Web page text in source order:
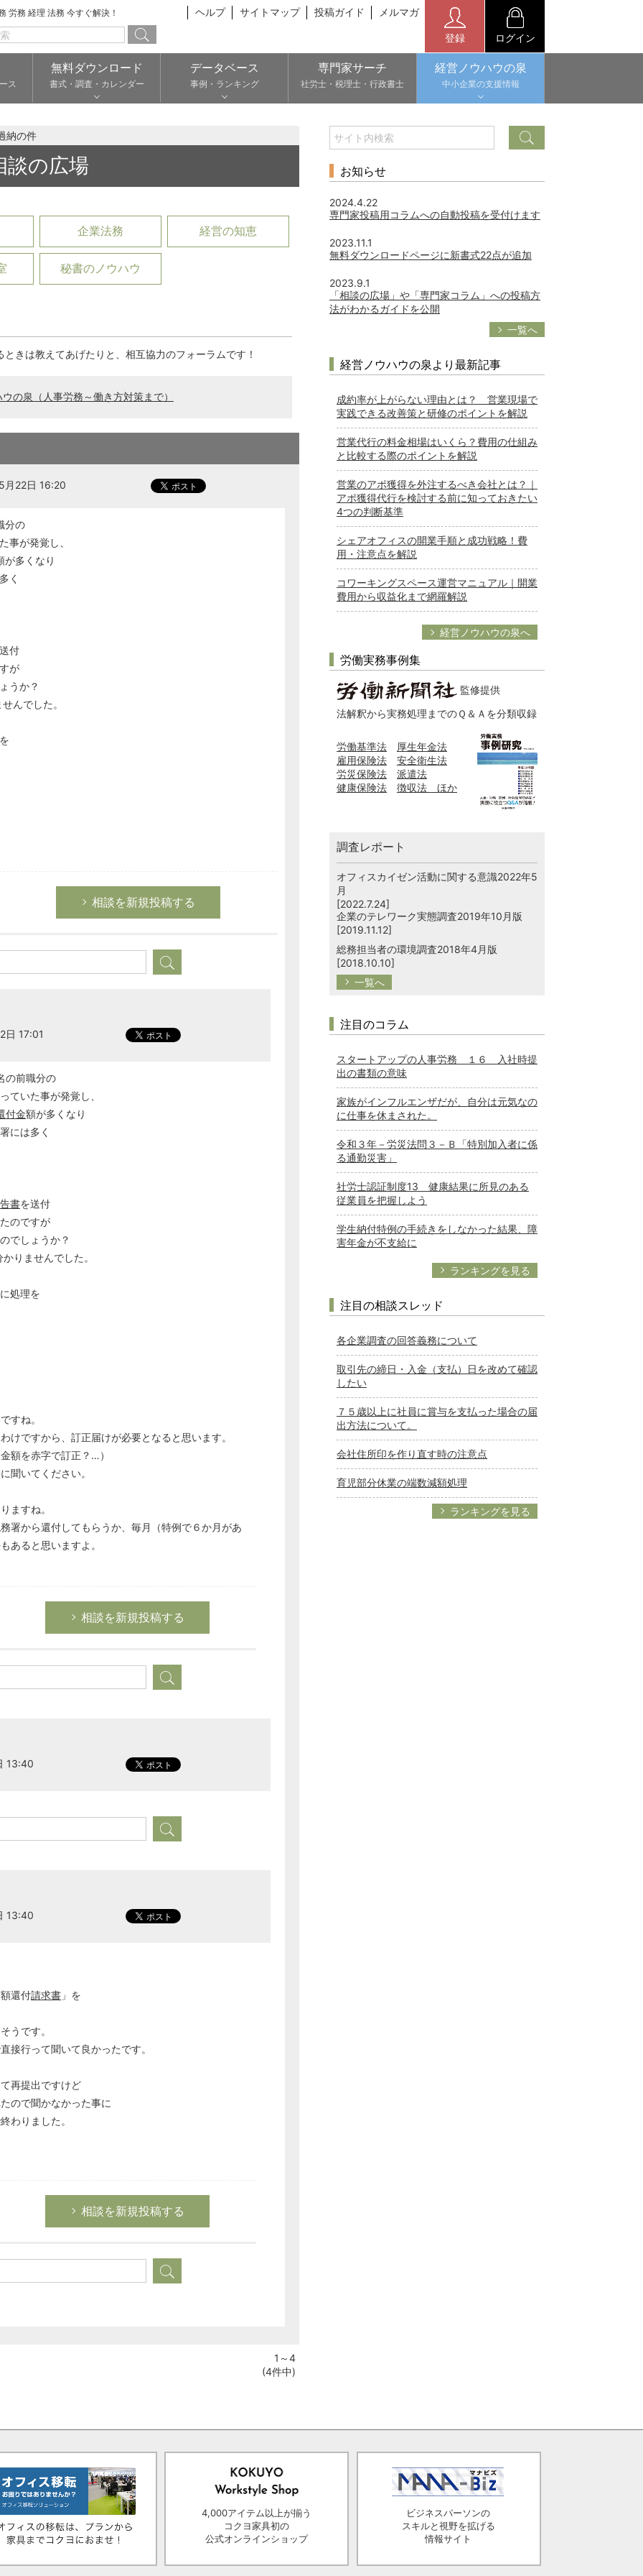
労務 経理 法務 今すぐ解決！ ヘルプ サイトマップ 投稿ガイド メルマガ
登録 ログイン
ス
無料ダウンロード
書式・調査・カレンダー
データベース
事例・ランキング
専門家サーチ
社労士・税理士・行政書士
経営ノウハウの泉
中小企業の支援情報
納の件
談の広場
企業法務 経営の知恵
秘書のノウハウ
きは教えてあげたりと、相互協力のフォーラムです！
の泉（人事労務～働き方対策まで）
月22日 16:20
分の
事が発覚し、
が多くなり
く
付
が
うか？
んでした。
相談を新規投稿する
日 17:01
の前職分の
ていた事が発覚し、
付金額が多くなり
には多く
書を送付
のですが
でしょうか？
りませんでした。
処理を
すね。
けですから、訂正届けが必要となると思います。
額を赤字で訂正？…）
聞いてください。
ますね。
署から還付してもらうか、毎月（特例で６か月があ
あると思いますよ。
相談を新規投稿する
13:40
13:40
還付請求書 」を
うです。
接行って聞いて良かったです。
再提出ですけど
ので聞かなかった事に
わりました。
相談を新規投稿する
税務経理
秘書のノウハウ
1～4
(4件中)
お知らせ
2024.4.22
専門家投稿用コラムへの自動投稿を受付けます
2023.11.1
無料ダウンロードページに新書式22点が追加
2023.9.1
「相談の広場」や「専門家コラム」への投稿方
法がわかるガイドを公開
一覧へ
経営ノウハウの泉より最新記事
成約率が上がらない理由とは？ 営業現場で
実践できる改善策と研修のポイントを解説
営業代行の料金相場はいくら？費用の仕組み
と比較する際のポイントを解説
営業のアポ獲得を外注するべき会社とは？｜
アポ獲得代行を検討する前に知っておきたい
4つの判断基準
シェアオフィスの開業手順と成功戦略！費
用・注意点を解説
コワーキングスペース運営マニュアル｜開業
費用から収益化まで網羅解説
経営ノウハウの泉へ
労働実務事例集
監修提供
法解釈から実務処理までのＱ＆Ａを分類収録
労働基準法
厚生年金法
雇用保険法
安全衛生法
労災保険法
派遣法
健康保険法
徴収法 ほか
調査レポート
オフィスカイゼン活動に関する意識2022年5
月
[2022.7.24]
企業のテレワーク実態調査2019年10月版
[2019.11.12]
総務担当者の環境調査2018年4月版
[2018.10.10]
一覧へ
注目のコラム
スタートアップの人事労務 １６ 入社時提
出の書類の意味
家族がインフルエンザだが、自分は元気なの
に仕事を休まされた。
令和３年－労災法問３－Ｂ「特別加入者に係
る通勤災害」
社労士認証制度13 健康結果に所見のある
従業員を把握しよう
学生納付特例の手続きをしなかった結果、障
害年金が不支給に
ランキングを見る
注目の相談スレッド
各企業調査の回答義務について
取引先の締日・入金（支払）日を改めて確認
したい
７５歳以上に社員に賞与を支払った場合の届
出方法について。
会社住所印を作り直す時の注意点
育児部分休業の端数減額処理
ランキングを見る
4,000アイテム以上が揃う
コクヨ家具初の
公式オンラインショップ
ビジネスパーソンの
スキルと視野を拡げる
情報サイト